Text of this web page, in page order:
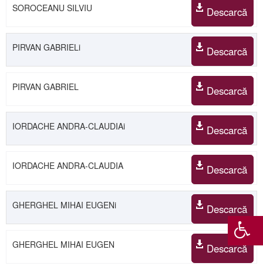
SOROCEANU SILVIU Descarcă
PIRVAN GABRIELi Descarcă
PIRVAN GABRIEL Descarcă
IORDACHE ANDRA-CLAUDIAi Descarcă
IORDACHE ANDRA-CLAUDIA Descarcă
GHERGHEL MIHAI EUGENi Descarcă
GHERGHEL MIHAI EUGEN Descarcă